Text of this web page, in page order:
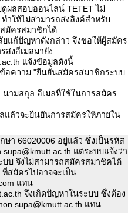
ผลสอบออนไลน์ TETET ไม่
ำให้ไม่สามารถส่งลิงค์สำหรับ
มัครสมาชิกได้
ยแก้ปัญหาดังกล่าว จึงขอให้ผู้สมัคร
ส่งอีเมลมายัง
แจ้งข้อมูลดังนี้
อความ "ยืนยันสมัครสมาชิกระบบ
นามสกุล อีเมลที่ใช้ในการสมัคร
แล้วจะยืนยันการสมัครให้ภายใน
ษา 66020006 อยู่แล้ว ซึ่งเป็นรหัส
แต่ระบบแจ้งว่า
บบ จึงไม่สามารถสมัครสมาชิคได้
ที่สมัครไปอาจจะเป็น
แทน
จึงเกิดปัญหาในระบบ ซึ่งต้อง
แทน